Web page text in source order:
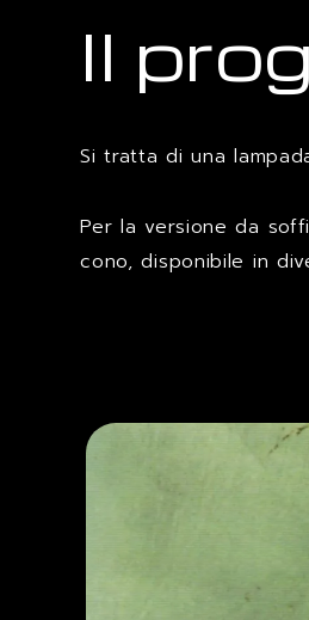
Il
Si tratta di una
Per la versione da
cono, disponibile in